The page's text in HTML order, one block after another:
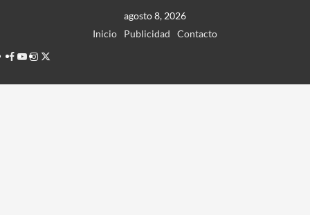
agosto 8, 2026
Inicio
Publicidad
Contacto
Facebook
Youtube
Instagram
Twitter